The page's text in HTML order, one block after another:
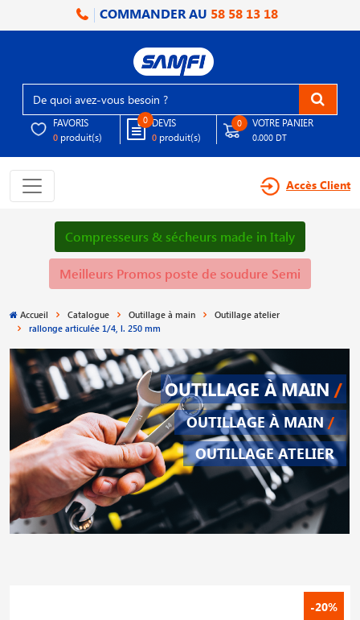
COMMANDER AU 58 58 13 18
FAVORIS
0 produit(s)
0 DEVIS
0 produit(s)
0 VOTRE PANIER
0.000 DT
Accès Client
Compresseurs & sécheurs made in Italy
Meilleurs Promos poste de soudure Semi
Accueil Catalogue Outillage à main
Outillage atelier
rallonge articulée 1/4, l. 250 mm
OUTILLAGE À MAIN /
OUTILLAGE À MAIN /
OUTILLAGE ATELIER
-20%